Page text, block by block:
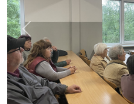
Previous